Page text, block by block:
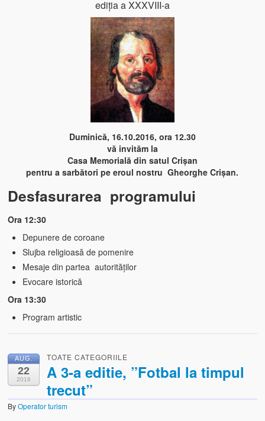
ediția a XXXVIII-a
Duminică, 16.10.2016, ora 12.30
vă invităm la
Casa Memorială din satul Crișan
pentru a sarbători pe eroul nostru Gheorghe Crișan.
Desfasurarea programului
Ora 12:30
Depunere de coroane
Slujba religioasă de pomenire
Mesaje din partea autorităților
Evocare istorică
Ora 13:30
Program artistic
AUG.
22
2016
TOATE CATEGORIILE
A 3-a editie, ”Fotbal la timpul
trecut”
ByOperator turism